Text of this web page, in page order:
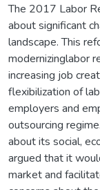
The 2017 Labor
about significant
landscape. This
modernizinglabor
increasing job
flexibilization of
employers and
outsourcing
about its social,
argued that it
market and